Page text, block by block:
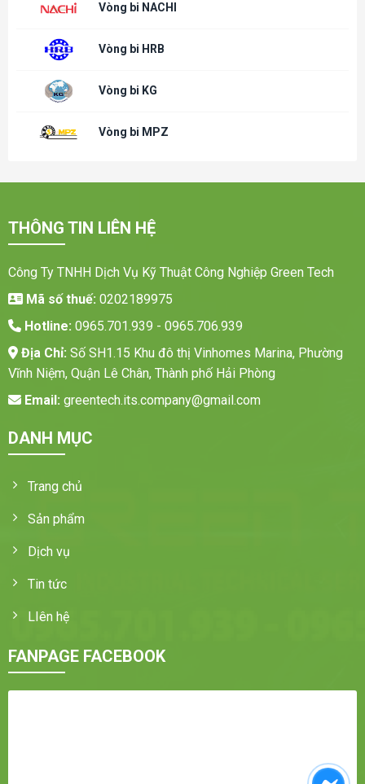
Vòng bi NACHI
Vòng bi HRB
Vòng bi KG
Vòng bi MPZ
THÔNG TIN LIÊN HỆ
Công Ty TNHH Dịch Vụ Kỹ Thuật Công Nghiệp Green Tech
Mã số thuế: 0202189975
Hotline: 0965.701.939 - 0965.706.939
Địa Chỉ: Số SH1.15 Khu đô thị Vinhomes Marina, Phường
Vĩnh Niệm, Quận Lê Chân, Thành phố Hải Phòng
Email: greentech.its.company@gmail.com
DANH MỤC
Trang chủ
Sản phẩm
Dịch vụ
Tin tức
LIên hệ
FANPAGE FACEBOOK